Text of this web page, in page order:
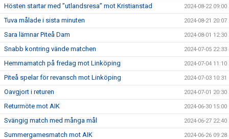
Hösten startar med ”utlandsresa” mot Kristianstad 2024-08-22 09:00
Tuva målade i sista minuten 2024-08-21 20:07
Sara lämnar Piteå Dam 2024-08-01 12:30
Snabb kontring vände matchen 2024-07-05 22:33
Hemmamatch på fredag mot Linköping 2024-07-04 11:10
Piteå spelar för revansch mot Linköping 2024-07-03 10:31
Oavgjort i returen 2024-07-01 20:30
Returmöte mot AIK 2024-06-30 15:00
Svängig match med många mål 2024-06-27 22:40
Summergamesmatch mot AIK 2024-06-26 09:28